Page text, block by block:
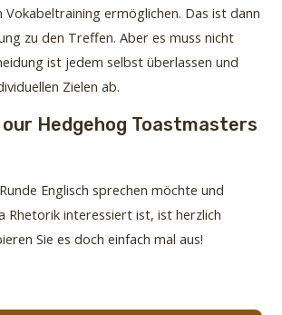
Vokabeltraining ermöglichen. Das ist dann
zu den Treffen. Aber es muss nicht
ist jedem selbst überlassen und
Zielen ab.
Hedgehog Toastmasters
Englisch sprechen möchte und
Rhetorik interessiert ist, ist herzlich
Sie es doch einfach mal aus!